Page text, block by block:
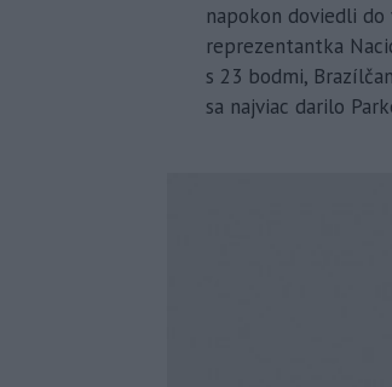
napokon doviedli
reprezentantka
s 23 bodmi,
sa najviac darilo